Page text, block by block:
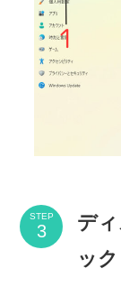
STEP
デ
ック